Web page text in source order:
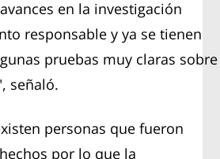
en la investigación
responsable y ya se tienen
pruebas muy claras sobre
señaló.
personas que fueron
por lo que la